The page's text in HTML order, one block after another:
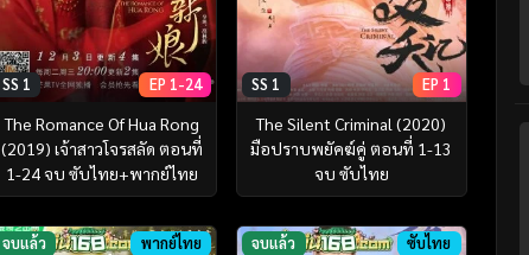
SS 1 EP 1-24
The Romance Of Hua Rong
(2019) เจ้าสาวโจรสลัด ตอนที่
1-24 จบ ซับไทย+พากย์ไทย
SS 1 EP 1
The Silent Criminal (2020)
มือปราบพยัคฆ์คู่ ตอนที่ 1-13
จบ ซับไทย
จบแล้ว พากย์ไทย จบแล้ว ซับไทย